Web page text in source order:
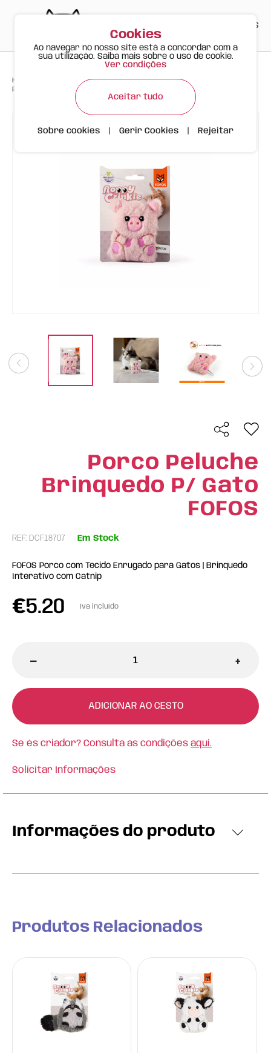
ES
Happy Meow Produtos > Brinquedos >
Porco Peluche Brinquedo P/ Gato FOFOS
Porco Peluche
Brinquedo P/ Gato
FOFOS
REF: DCF18707 Em Stock
FOFOS Porco com Tecido Enrugado para Gatos | Brinquedo
Interativo com Catnip
€5.20 Iva incluído
- +
ADICIONAR AO CESTO
Se és criador? Consulta as condições aqui.
Solicitar Informações
Informações do produto
Produtos Relacionados
Cookies
Ao navegar no nosso site está a concordar com a
sua utilização. Saiba mais sobre o uso de cookie.
Ver condições
Aceitar tudo
Sobre cookies Gerir Cookies Rejeitar